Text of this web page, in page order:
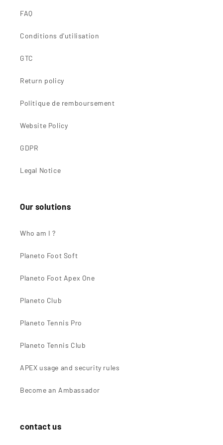
FAQ
Conditions d'utilisation
GTC
Return policy
Politique de remboursement
Website Policy
GDPR
Legal Notice
Our solutions
Who am I ?
Planeto Foot Soft
Planeto Foot Apex One
Planeto Club
Planeto Tennis Pro
Planeto Tennis Club
APEX usage and security rules
Become an Ambassador
contact us